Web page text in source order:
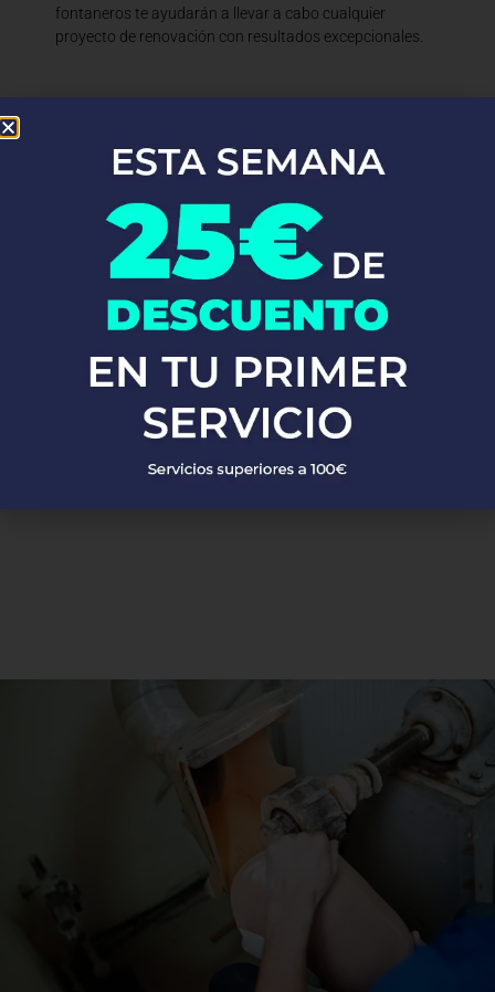
fontaneros te ayudarán a llevar a cabo cualquier
proyecto de renovación con resultados excepcionales.
En Fontaneros 24h Gorga
, brindamos una completa gama de
sea una emergencia o un mantenimiento rutinario, estamos
disponibles para asistirte las 24 horas del día, los 7 días de la
semana. A continuación, te mostramos algunos de nuestros
servicios más populares:
PEDIR PRESUPUESTO